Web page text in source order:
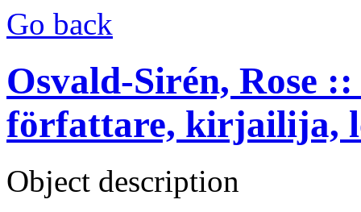
Go back
Osvald-Sirén, Rose
författare, kirjailija,
Object description